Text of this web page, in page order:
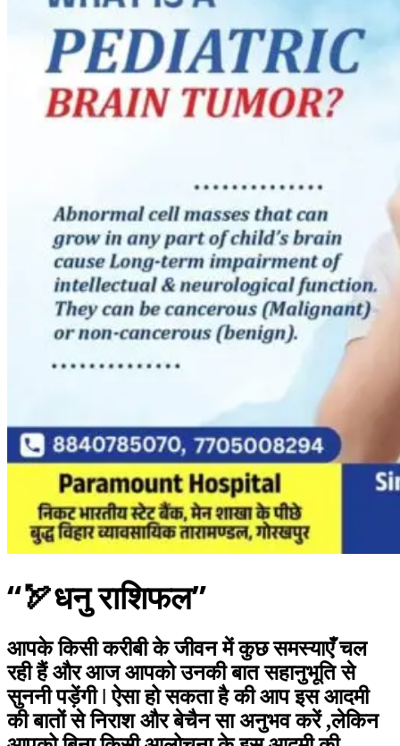
“🏹धनु राशिफल”
आपके किसी करीबी के जीवन में कुछ समस्याएँ चल
रही हैं और आज आपको उनकी बात सहानुभूति से
सुननी पड़ेंगी ǀ ऐसा हो सकता है की आप इस आदमी
की बातों से निराश और बेचैन सा अनुभव करें ,लेकिन